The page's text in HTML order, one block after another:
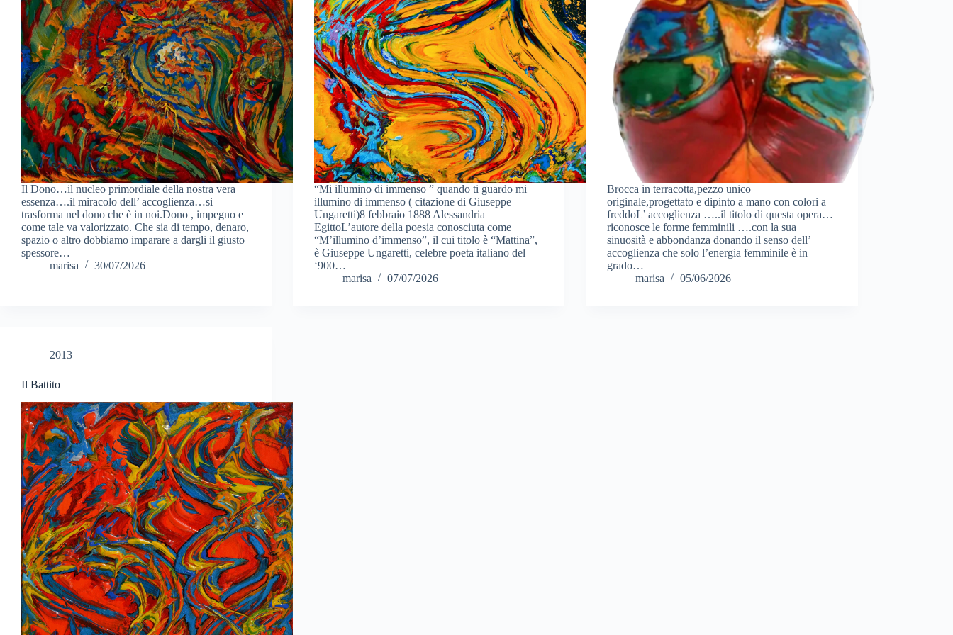
Il Dono…il nucleo primordiale della nostra vera
essenza….il miracolo dell’ accoglienza…si
trasforma nel dono che è in noi.Dono , impegno e
come tale va valorizzato. Che sia di tempo, denaro,
spazio o altro dobbiamo imparare a dargli il giusto
spessore…
marisa
30/07/2026
“Mi illumino di immenso ” quando ti guardo mi
illumino di immenso ( citazione di Giuseppe
Ungaretti)8 febbraio 1888 Alessandria
EgittoL’autore della poesia conosciuta come
“M’illumino d’immenso”, il cui titolo è “Mattina”,
è Giuseppe Ungaretti, celebre poeta italiano del
‘900…
marisa
07/07/2026
Brocca in terracotta,pezzo unico
originale,progettato e dipinto a mano con colori a
freddoL’ accoglienza …..il titolo di questa opera…
riconosce le forme femminili ….con la sua
sinuosità e abbondanza donando il senso dell’
accoglienza che solo l’energia femminile è in
grado…
marisa
05/06/2026
2013
Il Battito